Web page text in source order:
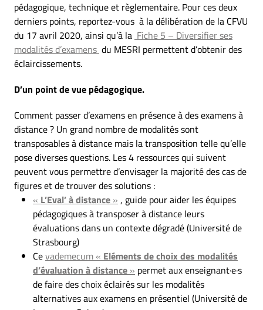
pédagogique, technique et règlementaire. Pour ces deux
derniers points, reportez-vous à la délibération de la CFVU
du 17 avril 2020, ainsi qu’à la Fiche 5 – Diversifier ses
modalités d’examens du MESRI permettent d’obtenir des
éclaircissements.
D’un point de vue pédagogique.
Comment passer d’examens en présence à des examens à
distance ? Un grand nombre de modalités sont
transposables à distance mais la transposition telle qu’elle
pose diverses questions. Les 4 ressources qui suivent
peuvent vous permettre d’envisager la majorité des cas de
figures et de trouver des solutions :
« L’Eval’ à distance » , guide pour aider les équipes
pédagogiques à transposer à distance leurs
évaluations dans un contexte dégradé (Université de
Strasbourg)
Cevademecum « Eléments de choix des modalités
d’évaluation à distance » permet aux enseignant·e·s
de faire des choix éclairés sur les modalités
alternatives aux examens en présentiel (Université de